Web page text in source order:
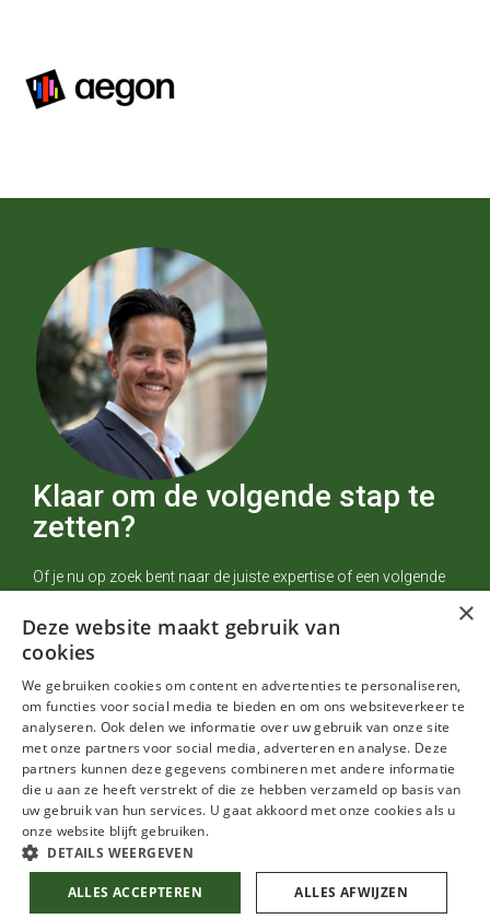
Klaar om de volgende stap te
zetten?
Of je nu op zoek bent naar de juiste expertise of een volgende
voor je kan betekenen.
Neem contact op Bel +31 (0)10 313 27 80
Toon footer
Handige links
Over Accentia
Voor professionals
© Accentia 2026 |
×
Deze website maakt gebruik van
cookies
We gebruiken cookies om content en advertenties te personaliseren,
om functies voor social media te bieden en om ons websiteverkeer te
analyseren. Ook delen we informatie over uw gebruik van onze site
met onze partners voor social media, adverteren en analyse. Deze
partners kunnen deze gegevens combineren met andere informatie
die u aan ze heeft verstrekt of die ze hebben verzameld op basis van
uw gebruik van hun services. U gaat akkoord met onze cookies als u
onze website blijft gebruiken.
DETAILS WEERGEVEN
ALLES ACCEPTEREN ALLES AFWIJZEN